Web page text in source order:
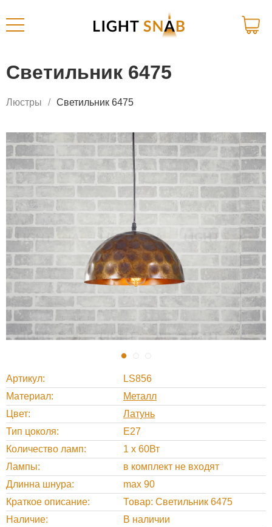
Светильник 6475
Люстры Светильник 6475
Артикул
LS856
Материал
Металл
Цвет
Латунь
Тип цоколя
E27
Количество ламп
1 x 60Вт
Лампы
в комплект не входят
Длинна шнура
max 90
Краткое описание
Товар: Светильник 6475
Наличие
В наличии